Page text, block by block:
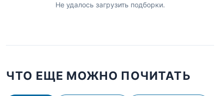
Не удалось загрузить подборки.
ЧТО ЕЩЕ МОЖНО ПОЧИТАТЬ